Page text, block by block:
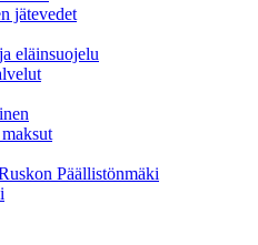
jätevedet
eläinsuojelu
Päällistönmäki